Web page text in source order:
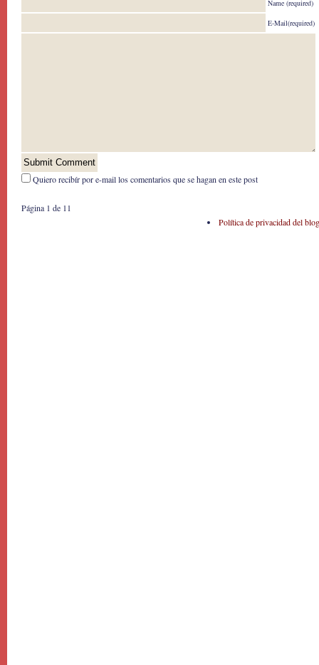
Name (required)
E-Mail(required)
Quiero recibír por e-mail los comentarios que se hagan en este post
Página 1 de 1 1
Política de privacidad del